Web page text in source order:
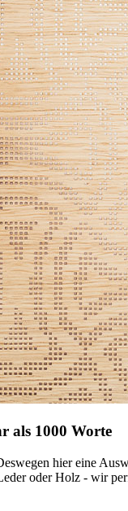
als 1000 Worte
hier eine
oder Holz - wir